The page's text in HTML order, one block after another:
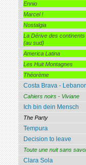
Ennio
Marcel !
Nostalgia
La Dérive des continents
(au sud)
America Latina
Les Huit Montagnes
Théorème
Costa Brava -
Cahiers noirs - Viviane
Ich bin dein Mensch
The Party
Tempura
Decision to leave
Toute une nuit sans
Clara Sola